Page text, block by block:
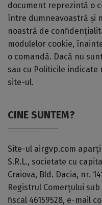
document reprezintă o
între dumneavoastră și
noastră de
modulelor cookie,
o comandă. Dacă nu
sau cu Politicile indicate
site-ul.
CINE SUNTEM?
Site-ul airgvp.com
S.R.L., societate cu
Craiova, Bld. Dacia, nr.
Registrul Comerțului sub
fiscal 46159528, e-mail